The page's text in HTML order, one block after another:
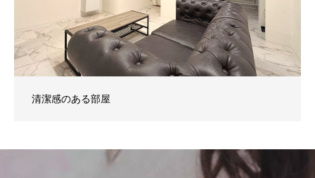
清潔感のある部屋